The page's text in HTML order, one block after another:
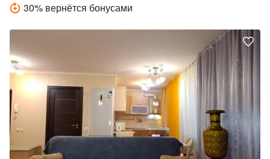
30% вернётся бонусами